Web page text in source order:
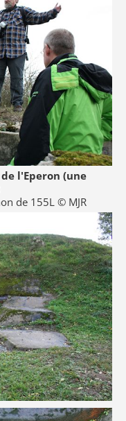
l'Eperon (une
de 155L © MJR